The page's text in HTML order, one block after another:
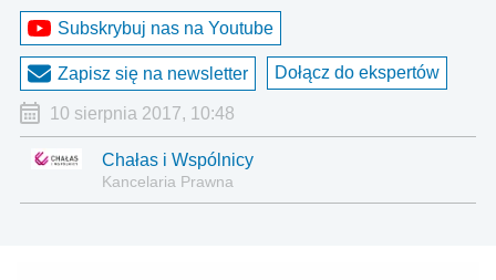
Subskrybuj nas na Youtube
Zapisz się na newsletter Dołącz do ekspertów
10 sierpnia 2017, 10:48
Chałas i Wspólnicy
Kancelaria Prawna